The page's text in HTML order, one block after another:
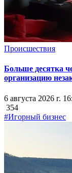
Происшествия
Больше десятка
организацию
6 августа 2026 г.
354
#Игорный бизнес